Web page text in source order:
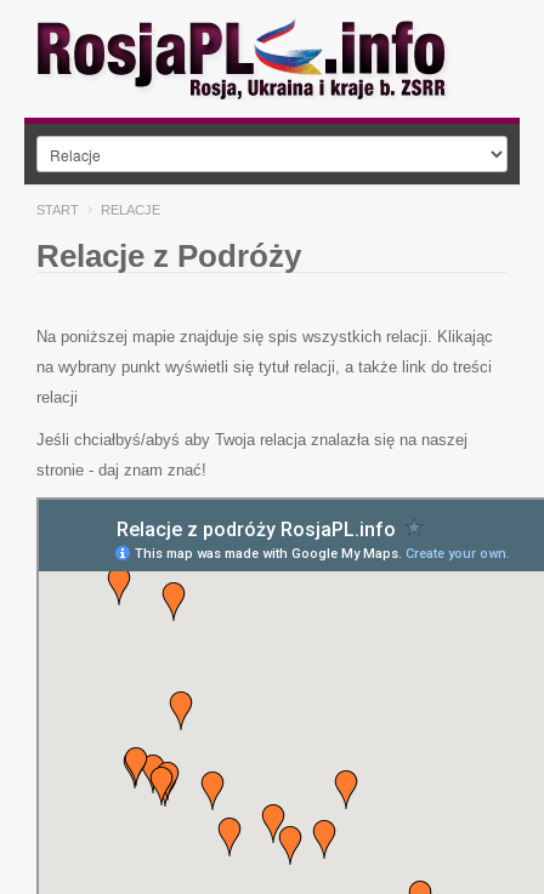
START RELACJE
Relacje z Podróży
Na poniższej mapie znajduje się spis wszystkich relacji. Klikając
na wybrany punkt wyświetli się tytuł relacji, a także link do treści
relacji
Jeśli chciałbyś/abyś aby Twoja relacja znalazła się na naszej
stronie - daj znam znać!